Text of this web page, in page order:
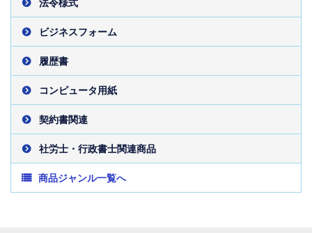
ビジネスフォーム
履歴書
コンピュータ用紙
契約書関連
社労士・行政書士関連商品
商品ジャンル一覧へ